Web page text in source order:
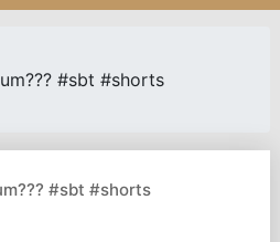
#sbt #shorts
#sbt #shorts